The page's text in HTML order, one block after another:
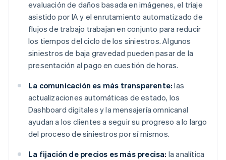
evaluación de daños basada en imágenes, el triaje
asistido por IA y el enrutamiento automatizado de
flujos de trabajo trabajan en conjunto para reducir
los tiempos del ciclo de los siniestros. Algunos
siniestros de baja gravedad pueden pasar de la
presentación al pago en cuestión de horas.
La comunicación es más transparente: las
actualizaciones automáticas de estado, los
Dashboard digitales y la mensajería omnicanal
ayudan a los clientes a seguir su progreso a lo largo
del proceso de siniestros por sí mismos.
La fijación de precios es más precisa: la analítica